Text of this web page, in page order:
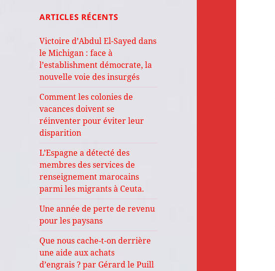
ARTICLES RÉCENTS
Victoire d’Abdul El-Sayed dans
le Michigan : face à
l’establishment démocrate, la
nouvelle voie des insurgés
Comment les colonies de
vacances doivent se
réinventer pour éviter leur
disparition
L’Espagne a détecté des
membres des services de
renseignement marocains
parmi les migrants à Ceuta.
Une année de perte de revenu
pour les paysans
Que nous cache-t-on derrière
une aide aux achats
d’engrais ? par Gérard le Puill